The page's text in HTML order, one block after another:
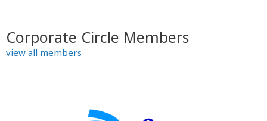
Corporate Circle Members
view all members